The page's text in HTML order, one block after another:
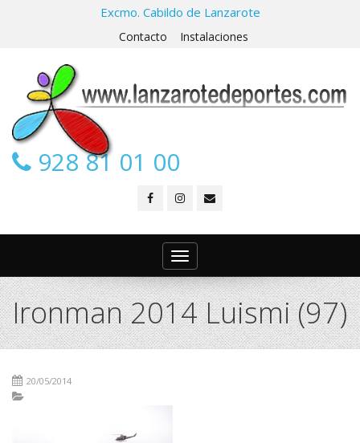
Excmo. Cabildo de Lanzarote
Contacto Instalaciones
928 81 01 00
Toggle
navigation
Ironman 2014 Luismi (97)
20/05/2014